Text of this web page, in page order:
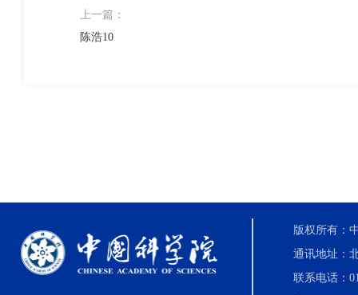
上一篇：
陈浩10
版权所有：
通讯地址：
联系电话：